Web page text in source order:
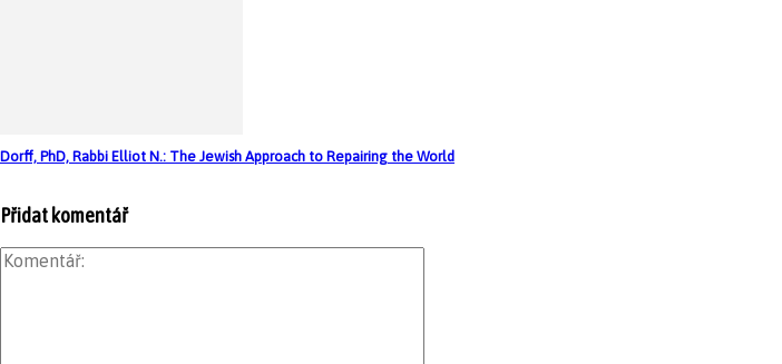
Dorff, PhD, Rabbi Elliot N.: The Jewish Approach to Repairing the World
Přidat komentář